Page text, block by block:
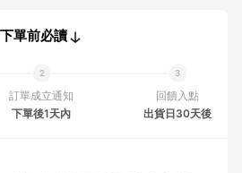
下單前必讀
訂單成立通知
下單後1天內
回饋入點
出貨日30天後